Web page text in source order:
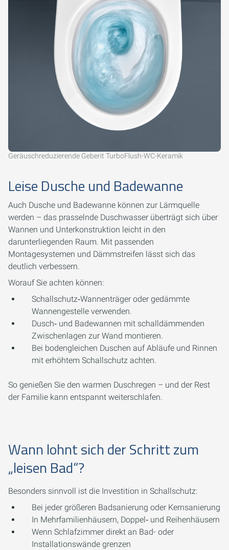
Geräuschreduzierende Geberit TurboFlush-WC-Keramik
Leise Dusche und Badewanne
Auch Dusche und Badewanne können zur Lärmquelle
werden – das prasselnde Duschwasser überträgt sich über
Wannen und Unterkonstruktion leicht in den
darunterliegenden Raum. Mit passenden
Montagesystemen und Dämmstreifen lässt sich das
deutlich verbessern.
Worauf Sie achten können:
Schallschutz‑Wannenträger oder gedämmte
Wannengestelle verwenden.
Dusch‑ und Badewannen mit schalldämmenden
Zwischenlagen zur Wand montieren.
Bei bodengleichen Duschen auf Abläufe und Rinnen
mit erhöhtem Schallschutz achten.
So genießen Sie den warmen Duschregen – und der Rest
der Familie kann entspannt weiterschlafen.
Wann lohnt sich der Schritt zum
„leisen Bad“?
Besonders sinnvoll ist die Investition in Schallschutz:
Bei jeder größeren Badsanierung oder Kernsanierung
In Mehrfamilienhäusern, Doppel‑ und Reihenhäusern
Wenn Schlafzimmer direkt an Bad- oder
Installationswände grenzen